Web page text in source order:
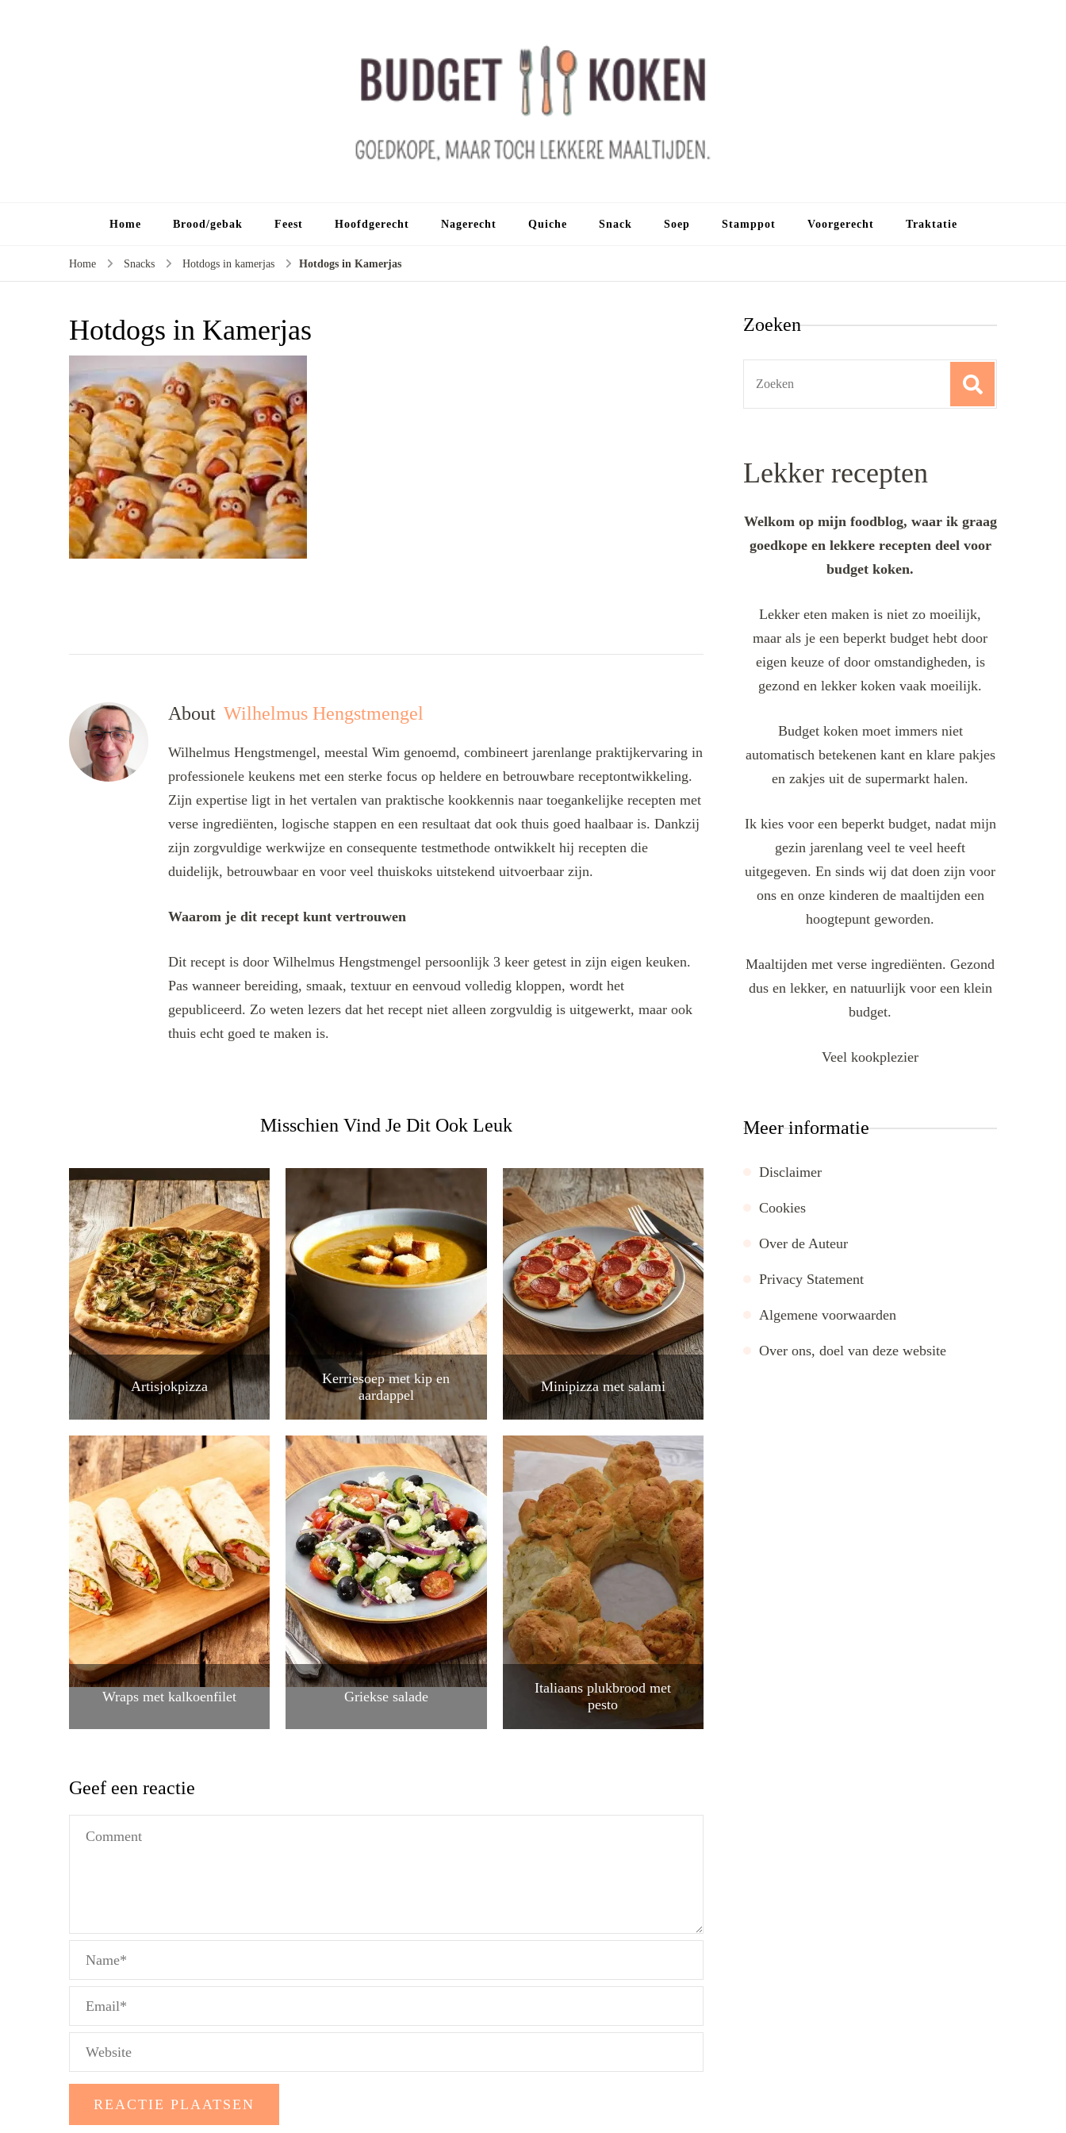
Home Brood/gebak Feest Hoofdgerecht Nagerecht Quiche Snack Soep Stamppot Voorgerecht Traktatie
Home Snacks Hotdogs in kamerjas Hotdogs in Kamerjas
Hotdogs in Kamerjas
About Wilhelmus Hengstmengel
Wilhelmus Hengstmengel, meestal Wim genoemd, combineert jarenlange praktijkervaring in
professionele keukens met een sterke focus op heldere en betrouwbare receptontwikkeling.
Zijn expertise ligt in het vertalen van praktische kookkennis naar toegankelijke recepten met
verse ingrediënten, logische stappen en een resultaat dat ook thuis goed haalbaar is. Dankzij
zijn zorgvuldige werkwijze en consequente testmethode ontwikkelt hij recepten die
duidelijk, betrouwbaar en voor veel thuiskoks uitstekend uitvoerbaar zijn.
Waarom je dit recept kunt vertrouwen
Dit recept is door Wilhelmus Hengstmengel persoonlijk 3 keer getest in zijn eigen keuken.
Pas wanneer bereiding, smaak, textuur en eenvoud volledig kloppen, wordt het
gepubliceerd. Zo weten lezers dat het recept niet alleen zorgvuldig is uitgewerkt, maar ook
thuis echt goed te maken is.
Misschien Vind Je Dit Ook Leuk
Artisjokpizza
Kerriesoep met kip en
aardappel
Minipizza met salami
Wraps met kalkoenfilet Griekse salade
Italiaans plukbrood met
pesto
Geef een reactie
Zoeken
Lekker recepten
Welkom op mijn foodblog, waar ik graag
goedkope en lekkere recepten deel voor
budget koken.
Lekker eten maken is niet zo moeilijk,
maar als je een beperkt budget hebt door
eigen keuze of door omstandigheden, is
gezond en lekker koken vaak moeilijk.
Budget koken moet immers niet
automatisch betekenen kant en klare pakjes
en zakjes uit de supermarkt halen.
Ik kies voor een beperkt budget, nadat mijn
gezin jarenlang veel te veel heeft
uitgegeven. En sinds wij dat doen zijn voor
ons en onze kinderen de maaltijden een
hoogtepunt geworden.
Maaltijden met verse ingrediënten. Gezond
dus en lekker, en natuurlijk voor een klein
budget.
Veel kookplezier
Meer informatie
Disclaimer
Cookies
Over de Auteur
Privacy Statement
Algemene voorwaarden
Over ons, doel van deze website